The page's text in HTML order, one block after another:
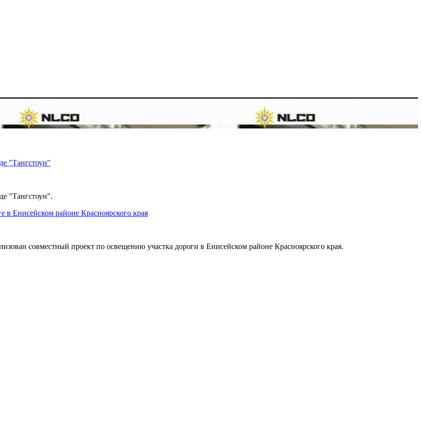
"Тангстоун"
"Тангстоун".
в Енисейском районе Красноярского края
совместный проект по освещению участка дороги в Енисейском районе Красноярского края.